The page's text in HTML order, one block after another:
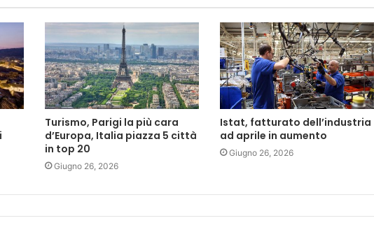
Turismo, Parigi la più cara
d’Europa, Italia piazza 5 città
in top 20
Giugno 26, 2026
Istat, fatturato dell’industria
ad aprile in aumento
Giugno 26, 2026